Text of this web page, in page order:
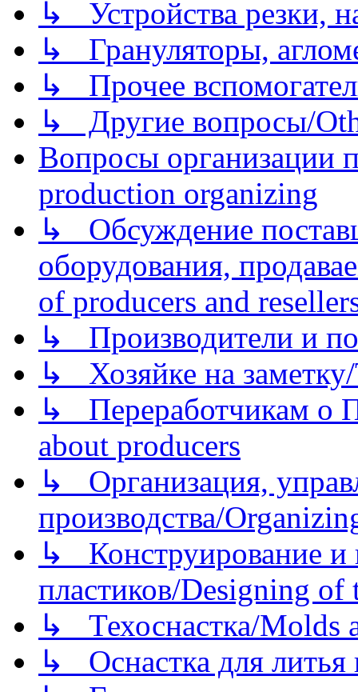
↳ Устройства резки,
↳ Грануляторы,
↳ Прочее
↳ Другие вопросы/
Вопросы организации
production organizing
↳ Обсуждение
оборудования,
of producers and
↳ Производители и
↳ Хозяйке на
↳ Переработчикам о
about producers
↳ Организация,
производства/
↳ Конструирование и
пластиков/Designing of
↳ Техоснастка/Molds
↳ Оснастка для литья